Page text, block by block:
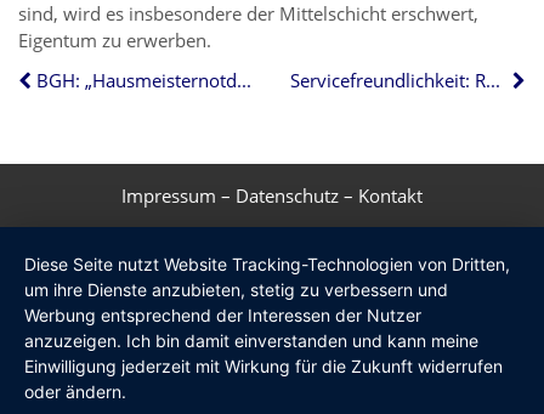
sind, wird es insbesondere der Mittelschicht erschwert,
Eigentum zu erwerben.
BGH: „Hausmeisternotdienst“ gehört nicht zu Betriebskosten
Servicefreundlichkeit: Ranking der 100 größten Städte
Impressum – Datenschutz – Kontakt
Diese Seite nutzt Website Tracking-Technologien von Dritten,
um ihre Dienste anzubieten, stetig zu verbessern und
Werbung entsprechend der Interessen der Nutzer
anzuzeigen. Ich bin damit einverstanden und kann meine
Einwilligung jederzeit mit Wirkung für die Zukunft widerrufen
oder ändern.